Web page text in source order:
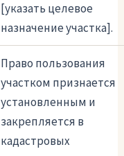
[указать целевое
назначение участка].
Право пользования
участком признается
установленным и
закрепляется в
кадастровых